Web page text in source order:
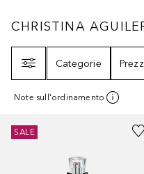
CHRISTINA
CHRISTINA
Categorie
Note sull'ordinamento
SALE